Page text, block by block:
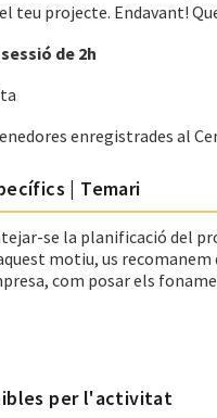
teu projecte. Endavant!
de 2h
enregistrades al
| Temari
se la planificació del
motiu, us
com posar els
per l'activitat